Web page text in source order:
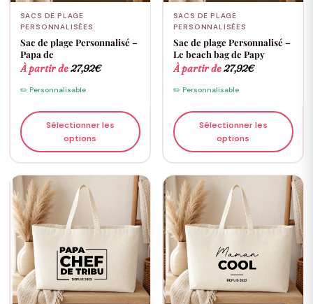
SACS DE PLAGE
PERSONNALISÉES
Sac de plage Personnalisé –
Papa de
À partir de27,92€
✏️ Personnalisable
Sélectionner les
options
SACS DE PLAGE
PERSONNALISÉES
Sac de plage Personnalisé –
Le beach bag de Papy
À partir de27,92€
✏️ Personnalisable
Sélectionner les
options